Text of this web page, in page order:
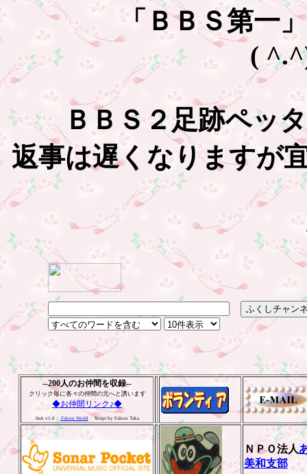
「ＢＢＳ第一
(
ＢＢＳ２足跡ペッ
返事は遅くなりますが
--200人のお仲間を収録--
クリック毎に各々の仲間の元へと誘います
◆お仲間リンク♪◆
link v1.0：Falcon World Script by Falcon Taka
ＮＰＯ法人
美和支部